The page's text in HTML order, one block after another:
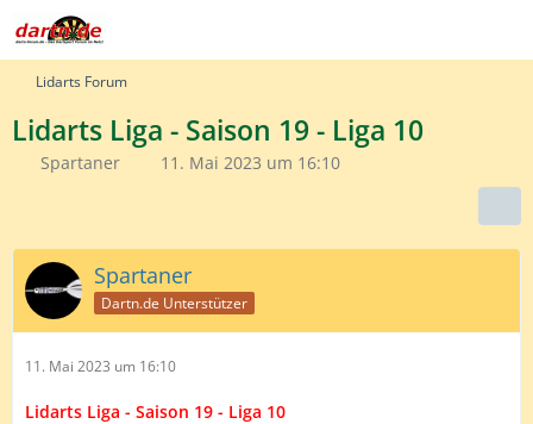
Lidarts Forum
Lidarts Liga - Saison 19 - Liga 10
Spartaner 11. Mai 2023 um 16:10
Spartaner
Dartn.de Unterstützer
11. Mai 2023 um 16:10
Lidarts Liga - Saison 19 - Liga 10